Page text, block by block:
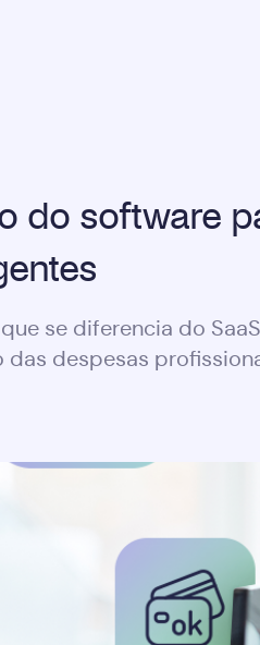
do software
se diferencia do
das despesas